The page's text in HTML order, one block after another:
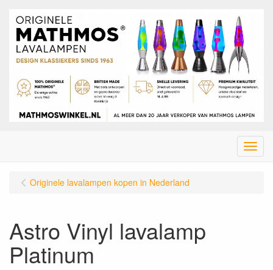
Menu
Originele lavalampen kopen in Nederland
Astro Vinyl lavalamp
Platinum